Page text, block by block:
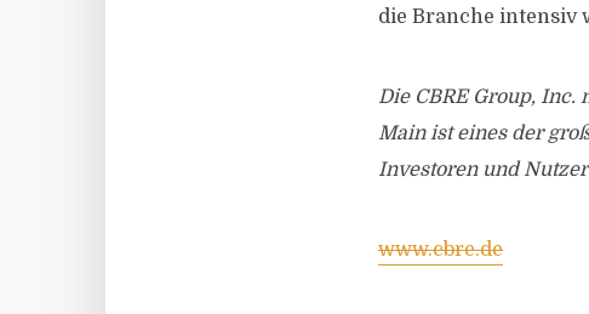
die Branche intensiv
Die CBRE Group,
Main ist eines der
Investoren und
www.cbre.de